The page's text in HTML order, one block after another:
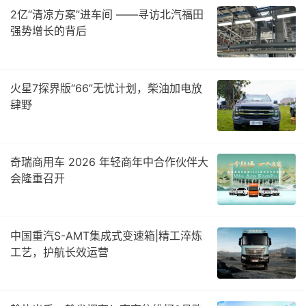
2亿“清凉方案”进车间 ——寻访北汽福田
强势增长的背后
火星7探界版“66”无忧计划，柴油加电放
肆野
奇瑞商用车 2026 年轻商年中合作伙伴大
会隆重召开
中国重汽S-AMT集成式变速箱|精工淬炼
工艺，护航长效运营